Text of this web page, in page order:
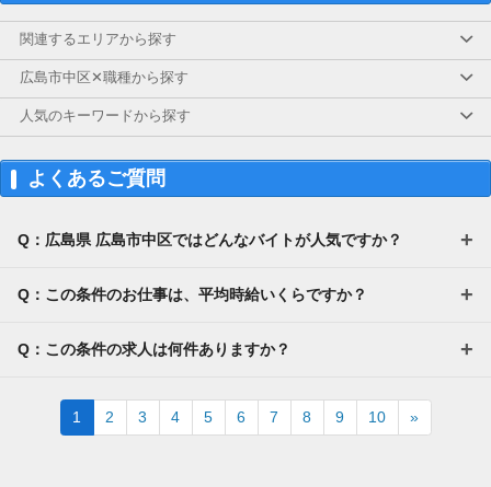
なし
関連するエリアから探す
広島市中区✕職種から探す
人気のキーワードから探す
よくあるご質問
Q：広島県 広島市中区ではどんなバイトが人気ですか？
Q：この条件のお仕事は、平均時給いくらですか？
Q：この条件の求人は何件ありますか？
1 2 3 4 5 6 7 8 9 10 »Next